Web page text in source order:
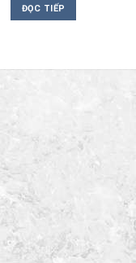
ĐỌC TIẾP